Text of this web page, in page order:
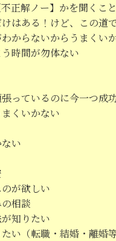
正解ノー】かを聞くこ
はある！けど、この道
からないからうまくい
時間が勿体ない
っているのに今一つ成
くいかない
い
が欲しい
相談
知りたい
い（転職・結婚・離婚等